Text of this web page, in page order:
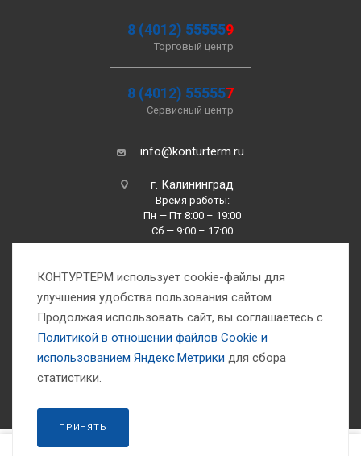
8 (4012) 555559
Торговый центр
8 (4012) 555557
Сервисный центр
info@konturterm.ru
г. Калининград
Время работы:
Пн — Пт 8:00 – 19:00
Сб — 9:00 – 17:00
Вс —10:00 – 16:00
1993-2026 © Компания «Контуртерм» — инженерно-торговый центр
КОНТУРТЕРМ использует cookie-файлы для
улучшения удобства пользования сайтом.
Продолжая использовать сайт, вы соглашаетесь с
Политикой в отношении файлов Сookie и
использованием Яндекс.Метрики для сбора
статистики.
ПРИНЯТЬ